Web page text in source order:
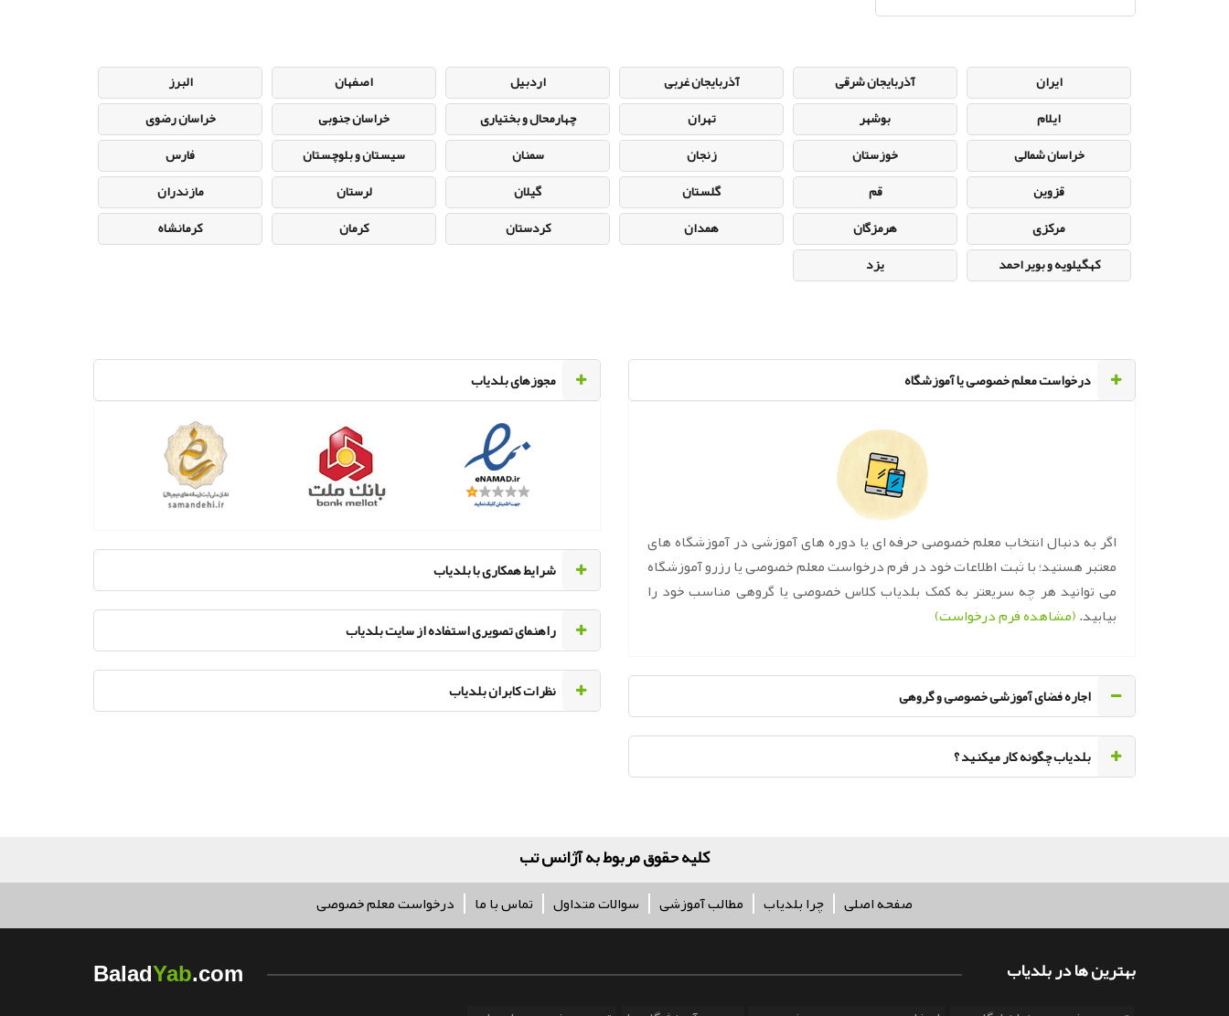
ایران آذربایجان شرقی آذربایجان غربی اردبیل اصفهان
البرز
ایلام
بوشهر تهران چهارمحال و بختیاری خراسان جنوبی
خراسان رضوی
خراسان شمالی
خوزستان زنجان سمنان سیستان و بلوچستان
فارس
قزوین
قم گلستان گیلان لرستان
مازندران
مرکزی
هرمزگان همدان کردستان کرمان
کرمانشاه
کهگیلویه و بویر احمد
یزد
‌درخواست معلم خصوصی یا آموزشگاه
اگر به دنبال انتخاب معلم خصوصی حرفه ای یا دوره های آموزشی در آموزشگاه های
معتبر هستید؛ با ثبت اطلاعات خود در فرم درخواست معلم خصوصی یا رزرو آموزشگاه
می توانید هر چه سریعتر به کمک بلدیاب کلاس خصوصی یا گروهی مناسب خود را
بیابید.(مشاهده فرم درخواست)
اجاره فضای آموزشی خصوصی و گروهی
‌بلدیاب چگونه کار میکنید ؟
مجوزهای بلدیاب
‌شرایط همکاری با بلدیاب
راهنمای تصویری استفاده از سایت بلدیاب
نظرات کابران بلدیاب
کلیه حقوق مربوط به آژانس تبلیغاتی پر سفی
صفحه اصلی چرا بلدیاب مطالب آموزشی سوالات متداول تماس با ما درخواست معلم خصوصی
بهترین ها در بلدیاب BaladYab.com